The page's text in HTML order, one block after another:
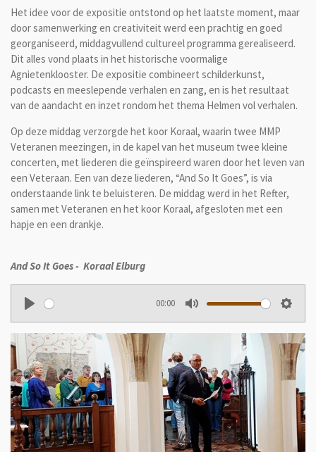
Het idee voor de expositie ontstond op het laatste moment, maar
door samenwerking en creativiteit werd een prachtig en goed
georganiseerd, middagvullend cultureel programma gerealiseerd.
Dit alles vond plaats in het historische voormalige
Agnietenklooster. De expositie combineert schilderkunst,
podcasts en meeslepende verhalen en zang, en is het resultaat
van de aandacht en inzet rondom het thema Helmen vol verhalen.
Op deze middag verzorgde het koor Koraal, waarin twee MMP
Veteranen meezingen, in de kapel van het museum twee kleine
concerten, met liederen die geïnspireerd waren door het leven van
een Veteraan. Een van deze liederen, “And So It Goes”, is via
onderstaande link te beluisteren. De middag werd in het Refter,
samen met Veteranen en het koor Koraal, afgesloten met een
hapje en een drankje.
And So It Goes - Koraal Elburg
P
l
a
y
00:00
M
u
t
e
S
e
t
t